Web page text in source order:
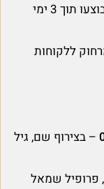
המשלוחים בחינם בקנייה מעל 600 ש"ח ויבוצעו תוך 3 ימי
ללקוחות
– בצירוף שם, גיל
פרופיל שמאל